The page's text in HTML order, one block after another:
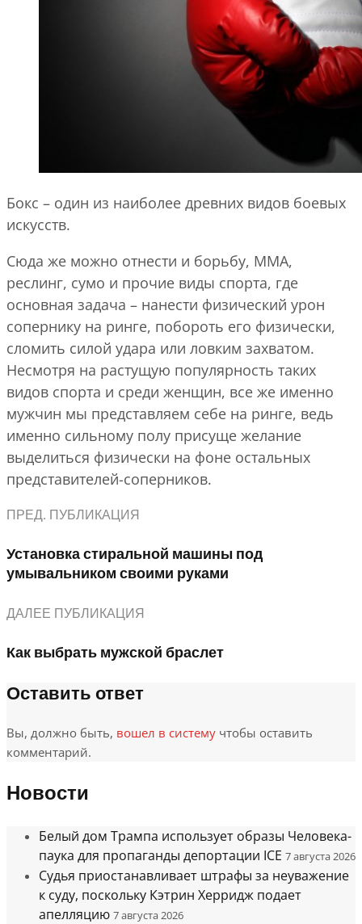
Бокс – один из наиболее древних видов боевых
искусств.
Сюда же можно отнести и борьбу, ММА,
реслинг, сумо и прочие виды спорта, где
основная задача – нанести физический урон
сопернику на ринге, побороть его физически,
сломить силой удара или ловким захватом.
Несмотря на растущую популярность таких
видов спорта и среди женщин, все же именно
мужчин мы представляем себе на ринге, ведь
именно сильному полу присуще желание
выделиться физически на фоне остальных
представителей-соперников.
ПРЕД. ПУБЛИКАЦИЯ
Установка стиральной машины под
умывальником своими руками
ДАЛЕЕ ПУБЛИКАЦИЯ
Как выбрать мужской браслет
Оставить ответ
Вы, должно быть, вошел в систему чтобы оставить
комментарий.
Новости
Белый дом Трампа использует образы Человека-
паука для пропаганды депортации ICE 7 августа 2026
Судья приостанавливает штрафы за неуважение
к суду, поскольку Кэтрин Херридж подает
апелляцию 7 августа 2026